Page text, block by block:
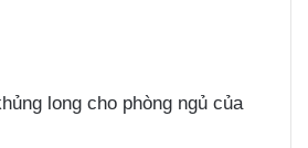
long cho phòng ngủ của